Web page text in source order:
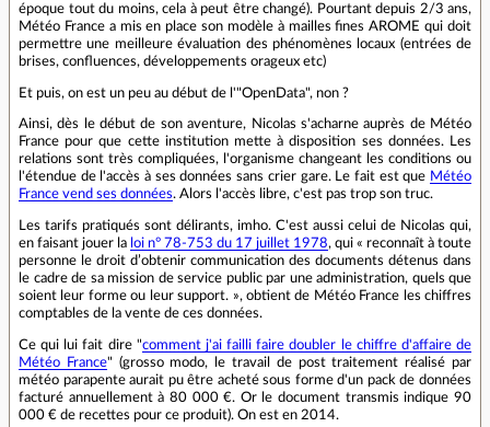
époque tout du moins, cela à peut être changé). Pourtant depuis 2/3 ans,
Météo France a mis en place son modèle à mailles fines AROME qui doit
permettre une meilleure évaluation des phénomènes locaux (entrées de
brises, confluences, développements orageux etc)
Et puis, on est un peu au début de l'"OpenData", non ?
Ainsi, dès le début de son aventure, Nicolas s'acharne auprès de Météo
France pour que cette institution mette à disposition ses données. Les
relations sont très compliquées, l'organisme changeant les conditions ou
l'étendue de l'accès à ses données sans crier gare. Le fait est que Météo
France vend ses données. Alors l'accès libre, c'est pas trop son truc.
Les tarifs pratiqués sont délirants, imho. C'est aussi celui de Nicolas qui,
en faisant jouer la loi n° 78-753 du 17 juillet 1978, qui « reconnaît à toute
personne le droit d’obtenir communication des documents détenus dans
le cadre de sa mission de service public par une administration, quels que
soient leur forme ou leur support. », obtient de Météo France les chiffres
comptables de la vente de ces données.
Ce qui lui fait dire "comment j'ai failli faire doubler le chiffre d'affaire de
Météo France" (grosso modo, le travail de post traitement réalisé par
météo parapente aurait pu être acheté sous forme d'un pack de données
facturé annuellement à 80 000 €. Or le document transmis indique 90
000 € de recettes pour ce produit). On est en 2014.